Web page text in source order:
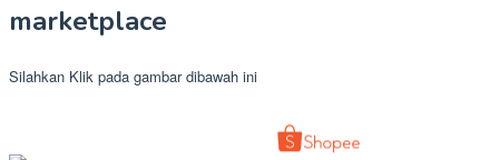
marketplace
Silahkan Klik pada gambar dibawah ini